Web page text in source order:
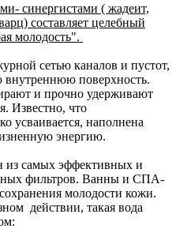
синергистами ( жадеит,
составляет целебный
молодость".
сетью каналов и пустот,
внутреннюю поверхность.
и прочно удерживают
Известно, что
усваивается, наполнена
энергию.
из самых эффективных и
фильтров. Ванны и СПА-
молодости кожи.
действии, такая вода